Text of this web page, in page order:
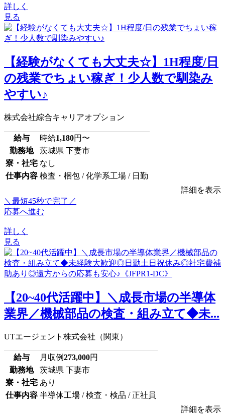
詳しく
見る
【経験がなくても大丈夫☆】1H程度/日
の残業でちょい稼ぎ！少人数で馴染み
やすい♪
株式会社綜合キャリアオプション
給与 時給1,180円〜
勤務地
茨城県 下妻市
寮・社宅 なし
仕事内容 検査・梱包 / 化学系工場 / 日勤
詳細を表示
＼最短45秒で完了／
応募へ進む
詳しく
見る
【20~40代活躍中】＼成長市場の半導体
業界／機械部品の検査・組み立て◆未...
UTエージェント株式会社（関東）
給与 月収例273,000円
勤務地
茨城県 下妻市
寮・社宅 あり
仕事内容 半導体工場 / 検査・検品 / 正社員
詳細を表示